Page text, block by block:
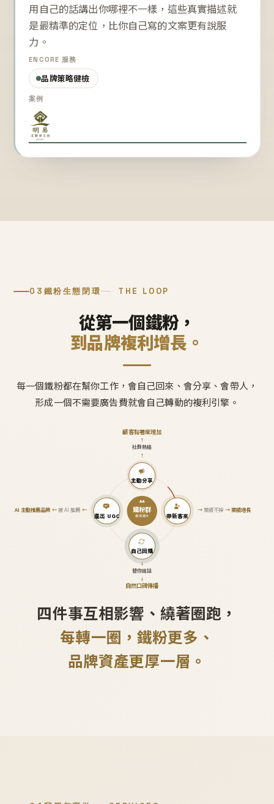
用自己的話講出你哪裡不一樣，這些真實描述就
是最精準的定位，比你自己寫的文案更有說服
力。
ENCORE 服務
品牌策略健檢
案例
03 鐵粉生態閉環 THE LOOP
從第一個鐵粉，
到品牌複利增長。
每一個鐵粉都在幫你工作，會自己回來、會分享、會帶人，
形成一個不需要廣告費就會自己轉動的複利引擎。
鐵粉群
越滾越大
主動分享
↑
社群熱絡
↑
顧客黏著度增加
帶新客來
→業績不掉 →業績增長
自己回購
↓
替你說話
↓
自然口碑傳播
產出 UGC
AI 主動推薦品牌←被 AI 推薦 ←
四件事互相影響、繞著圈跑，
每轉一圈，鐵粉更多、
品牌資產更厚一層。